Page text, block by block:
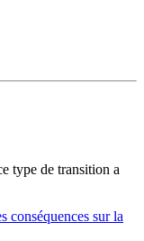
type de transition a
conséquences sur la